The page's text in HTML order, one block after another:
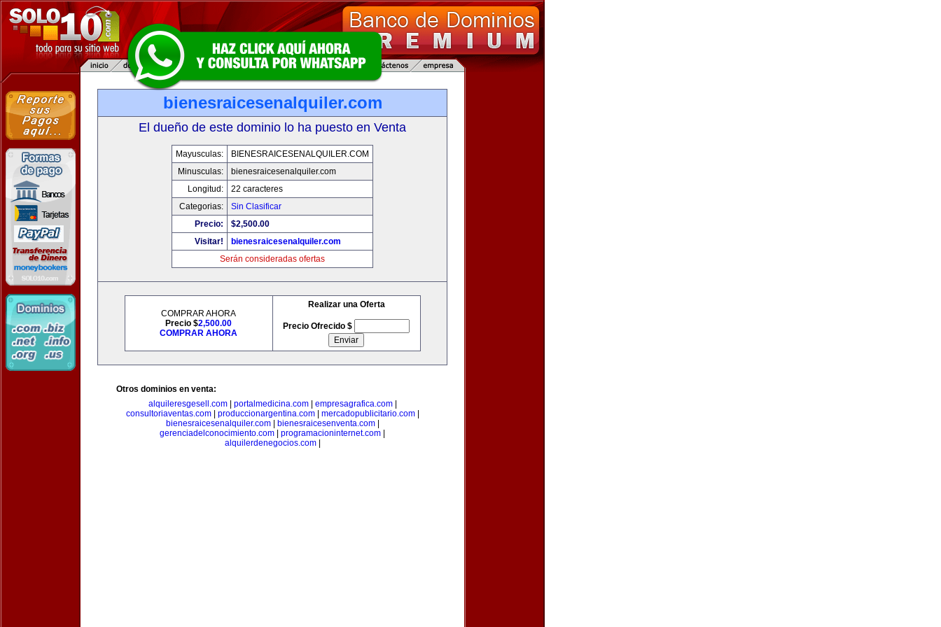
bienesraicesenalquiler.com
El dueño de este dominio lo ha puesto en Venta
Mayusculas:
BIENESRAICESENALQUILER.COM
Minusculas:
bienesraicesenalquiler.com
Longitud:
22 caracteres
Categorias:
Sin Clasificar
Precio:
$2,500.00
Visitar!
bienesraicesenalquiler.com
Serán consideradas ofertas
COMPRAR AHORA
Precio $2,500.00
COMPRAR AHORA
Realizar una Oferta
Precio Ofrecido $
Otros dominios en venta:
alquileresgesell.com| portalmedicina.com| empresagrafica.com|
consultoriaventas.com| produccionargentina.com| mercadopublicitario.com|
bienesraicesenalquiler.com| bienesraicesenventa.com|
gerenciadelconocimiento.com
programacioninternet.com
alquilerdenegocios.com|